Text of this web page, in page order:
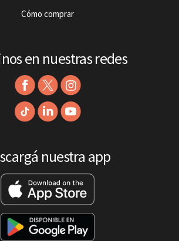
Cómo comprar
en nuestras redes
nuestra app